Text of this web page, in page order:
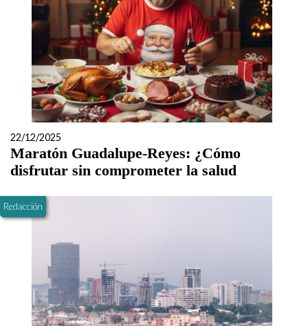
22/12/2025
Maratón Guadalupe-Reyes: ¿Cómo
disfrutar sin comprometer la salud
Redacción